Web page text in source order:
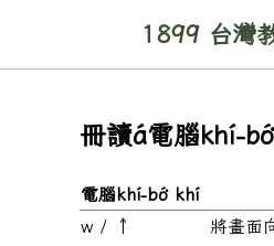
1899 台灣
冊讀á電腦khí-
電腦khí-bó͘ khí
w / ↑
將畫面